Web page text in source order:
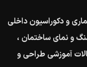
و دکوراسیون داخلی
و نمای ساختمان ،
آموزشی طراحی و